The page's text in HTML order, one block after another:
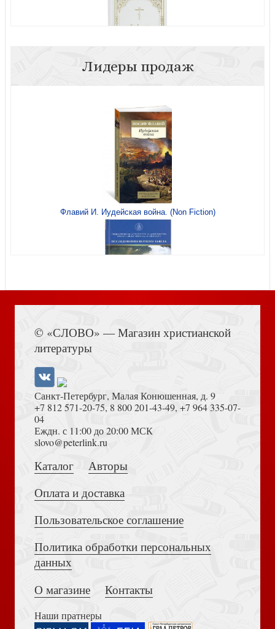
священником
Преподобный Савва Сторожевский
Равный апостолам. Святой Князь Владимир
Преподобный Симеон Новый Богослов и православное
Лидеры продаж
Флавий И. Иудейская война. (Non Fiction)
Достоевский Ф.М. Сила и правда России (2024)
Толкование на Апокалипсис (Тихоний Африканский)
© «СЛОВО» — Магазин христианской
литературы
Санкт-Петербург, Малая Конюшенная, д. 9
+7 812 571-20-75, 8 800 201-43-49, +7 964 335-07-
04
Еждн. с 11:00 до 20:00 МСК
slovo@peterlink.ru
Каталог
Авторы
Оплата и доставка
Пользовательское соглашение
Политика обработки персональных
данных
О магазине
Контакты
Наши пратнеры